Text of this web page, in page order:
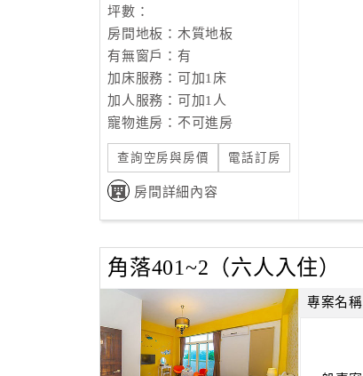
坪數：
房間地板：木質地板
有無窗戶：有
加床服務：可加1床
加人服務：可加1人
寵物進房：不可進房
查詢空房與房價 電話訂房
房間詳細內容
角落401~2（六人入住）
專案名稱